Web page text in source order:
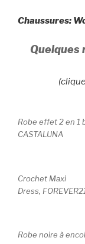
Chaussures:
Quelques
Robe effet 2 en 1
CASTALUNA
Crochet Maxi
Dress,
Robe noire à